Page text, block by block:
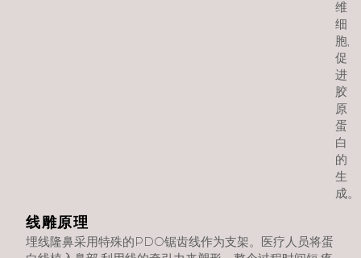
维
细
胞,
促
进
胶
原
蛋
白
的
生
成。
线雕原理
埋线隆鼻采用特殊的PDO锯齿线作为支架。医疗人员将蛋